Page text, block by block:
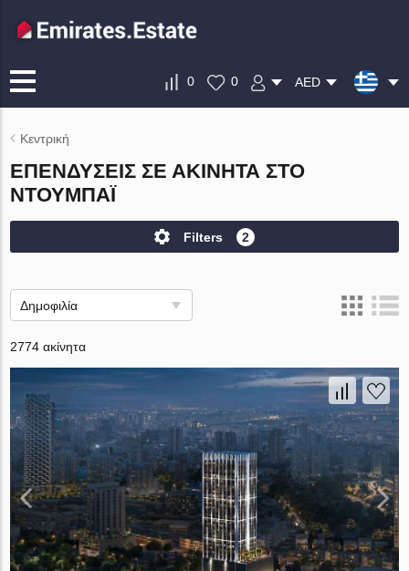
0 0 AED
Κεντρική
ΕΠΕΝΔΎΣΕΙΣ ΣΕ ΑΚΊΝΗΤΑ ΣΤΟ
ΝΤΟΥΜΠΆΙ
Filters 2
Δημοφιλία
2774 ακίνητα